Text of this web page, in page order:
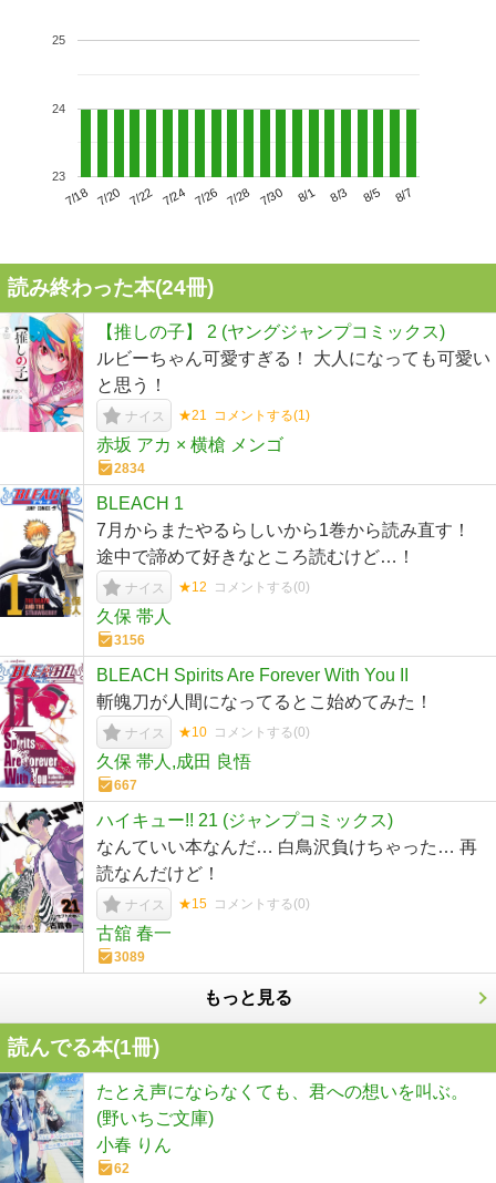
7/18 7/20 7/22 7/24 7/26 7/28 7/30 8/1 8/3 8/5 8/7
23
24
25
読み終わった本(24冊)
【推しの子】 2 (ヤングジャンプコミックス)
ルビーちゃん可愛すぎる！ 大人になっても可愛い
と思う！
ナイス ★21 コメントする(1)
赤坂 アカ × 横槍 メンゴ
2834
BLEACH 1
7月からまたやるらしいから1巻から読み直す！
途中で諦めて好きなところ読むけど…！
ナイス ★12 コメントする(0)
久保 帯人
3156
BLEACH Spirits Are Forever With You II
斬魄刀が人間になってるとこ始めてみた！
ナイス ★10 コメントする(0)
久保 帯人,成田 良悟
667
ハイキュー!! 21 (ジャンプコミックス)
なんていい本なんだ… 白鳥沢負けちゃった… 再
読なんだけど！
ナイス ★15 コメントする(0)
古舘 春一
3089
もっと見る
読んでる本(1冊)
たとえ声にならなくても、君への想いを叫ぶ。
(野いちご文庫)
小春 りん
62